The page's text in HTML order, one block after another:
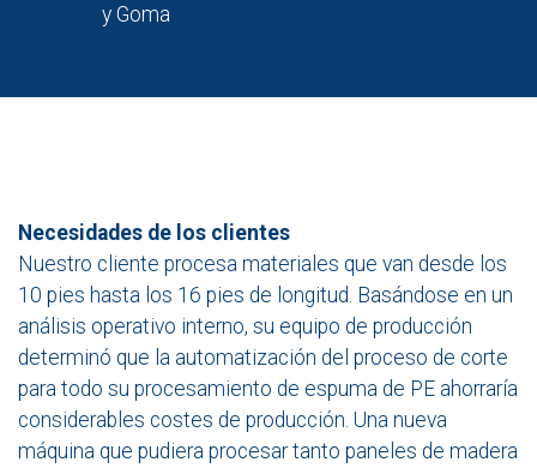
y Goma
Necesidades de los clientes
Nuestro cliente procesa materiales que van desde los
10 pies hasta los 16 pies de longitud. Basándose en un
análisis operativo interno, su equipo de producción
determinó que la automatización del proceso de corte
para todo su procesamiento de espuma de PE ahorraría
considerables costes de producción. Una nueva
máquina que pudiera procesar tanto paneles de madera